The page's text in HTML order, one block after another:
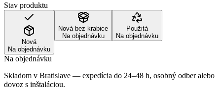
Stav produktu
Nová
Na objednávku
Nová bez krabice
Na objednávku
Použitá
Na objednávku
Na objednávku
Skladom v Bratislave — expedícia do 24–48 h, osobný odber alebo
dovoz s inštaláciou.